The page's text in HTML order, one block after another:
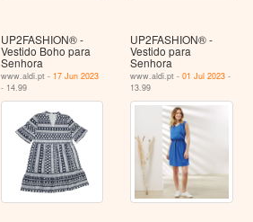
UP2FASHION® -
Vestido Boho para
Senhora
www.aldi.pt - 17 Jun 2023
- 14.99
UP2FASHION® -
Vestido para
Senhora
www.aldi.pt -01 Jul 2023 -
13.99